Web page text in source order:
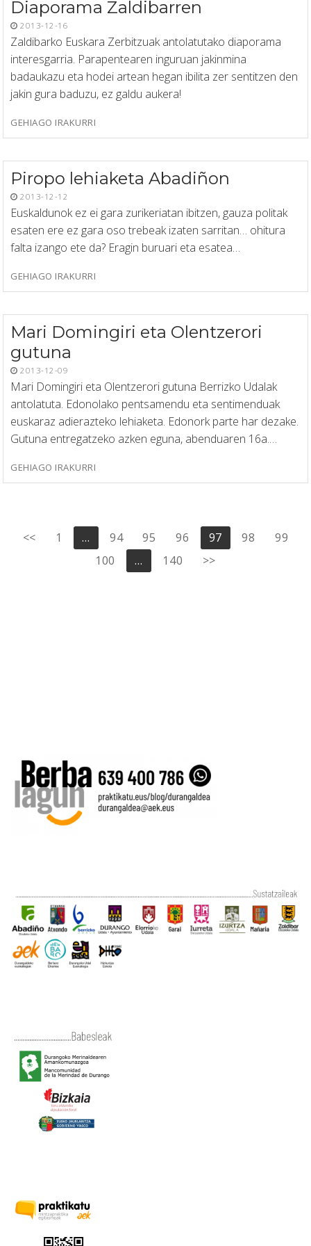
Diaporama Zaldibarren
2013-12-16
Zaldibarko Euskara Zerbitzuak antolatutako diaporama
interesgarria. Parapentearen inguruan jakinmina
badaukazu eta hodei artean hegan ibilita zer sentitzen den
jakin gura baduzu, ez galdu aukera!
GEHIAGO IRAKURRI
Piropo lehiaketa Abadiñon
2013-12-12
Euskaldunok ez ei gara zurikeriatan ibitzen, gauza politak
esaten ere ez gara oso trebeak izaten sarritan… ohitura
falta izango ete da? Eragin buruari eta esatea…
GEHIAGO IRAKURRI
Mari Domingiri eta Olentzerori
gutuna
2013-12-09
Mari Domingiri eta Olentzerori gutuna Berrizko Udalak
antolatuta. Edonolako pentsamendu eta sentimenduak
euskaraz adierazteko lehiaketa. Edonork parte har dezake.
Gutuna entregatzeko azken eguna, abenduaren 16a.…
GEHIAGO IRAKURRI
Posts
pagination
<< 1 … 94 95 96 97 98
99
100
… 140 >>